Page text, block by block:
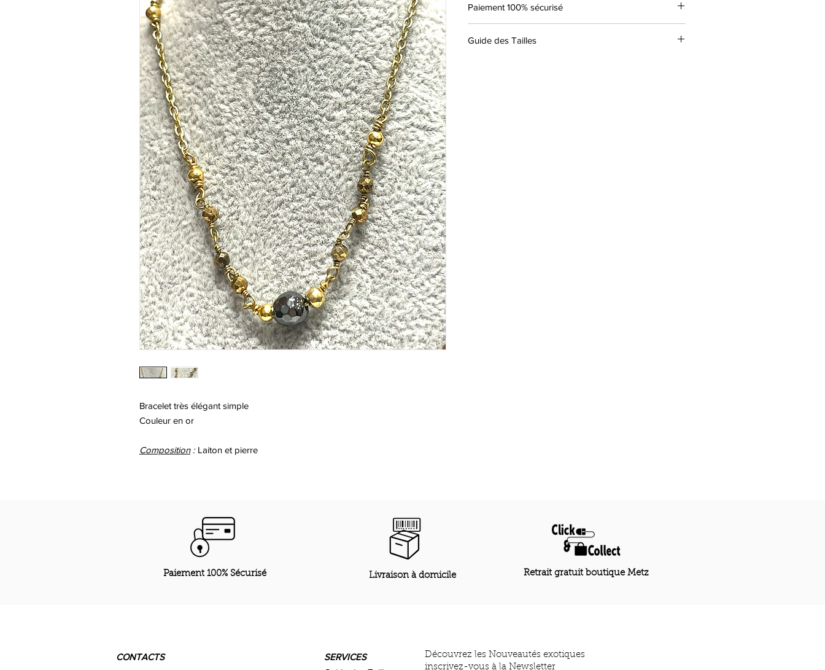
Bracelet très élégant simple
Couleur en or
Composition :Laiton et pierre
Paiement 100% sécurisé
Guide des Tailles
Paiement 100% Sécurisé Livraison à domicile Retrait gratuit boutique Metz
CONTACTS
SERVICES
Découvrez les Nouveautés exotiques
inscrivez-vous à la Newsletter